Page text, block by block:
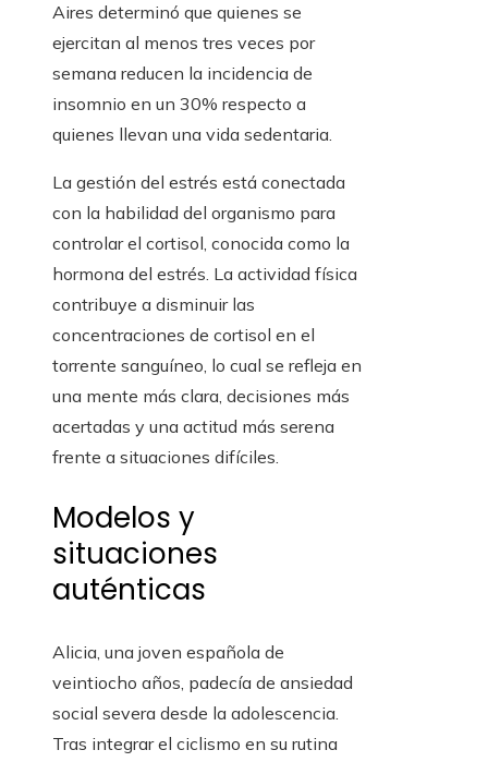
Aires determinó que quienes se
ejercitan al menos tres veces por
semana reducen la incidencia de
insomnio en un 30% respecto a
quienes llevan una vida sedentaria.
La gestión del estrés está conectada
con la habilidad del organismo para
controlar el cortisol, conocida como la
hormona del estrés. La actividad física
contribuye a disminuir las
concentraciones de cortisol en el
torrente sanguíneo, lo cual se refleja en
una mente más clara, decisiones más
acertadas y una actitud más serena
frente a situaciones difíciles.
Modelos y
situaciones
auténticas
Alicia, una joven española de
veintiocho años, padecía de ansiedad
social severa desde la adolescencia.
Tras integrar el ciclismo en su rutina